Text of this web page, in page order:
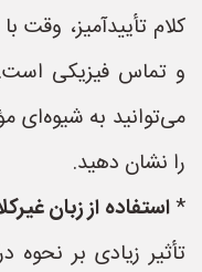
کلام تأییدآمیز،
و تماس فیزیکی
می‌توانید به شیوه‌ای
را نشان دهید.
*استفاده از زبان
تأثیر زیادی بر